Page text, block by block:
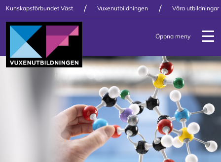
Kunskapsförbundet Väst / Vuxenutbildningen / Våra utbildningar
Öppna meny